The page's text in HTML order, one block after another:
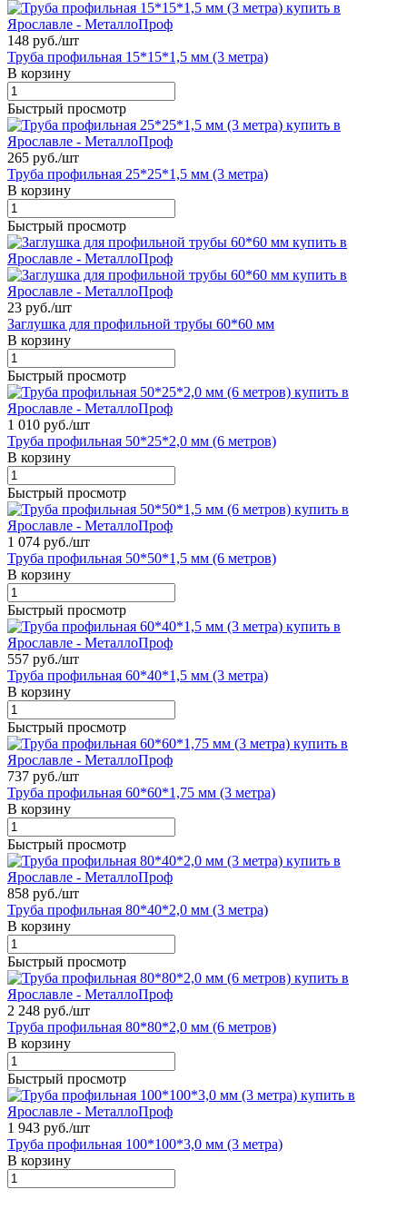
148 руб./шт
Труба профильная 15*15*1,5 мм (3 метра)
В корзину
Быстрый просмотр
265 руб./шт
Труба профильная 25*25*1,5 мм (3 метра)
В корзину
Быстрый просмотр
23 руб./шт
Заглушка для профильной трубы 60*60 мм
В корзину
Быстрый просмотр
1 010 руб./шт
Труба профильная 50*25*2,0 мм (6 метров)
В корзину
Быстрый просмотр
1 074 руб./шт
Труба профильная 50*50*1,5 мм (6 метров)
В корзину
Быстрый просмотр
557 руб./шт
Труба профильная 60*40*1,5 мм (3 метра)
В корзину
Быстрый просмотр
737 руб./шт
Труба профильная 60*60*1,75 мм (3 метра)
В корзину
Быстрый просмотр
858 руб./шт
Труба профильная 80*40*2,0 мм (3 метра)
В корзину
Быстрый просмотр
2 248 руб./шт
Труба профильная 80*80*2,0 мм (6 метров)
В корзину
Быстрый просмотр
1 943 руб./шт
Труба профильная 100*100*3,0 мм (3 метра)
В корзину